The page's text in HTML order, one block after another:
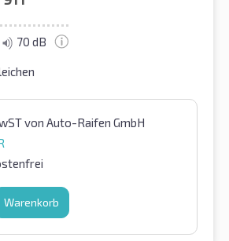
70 dB
von Auto-Raifen GmbH
Warenkorb